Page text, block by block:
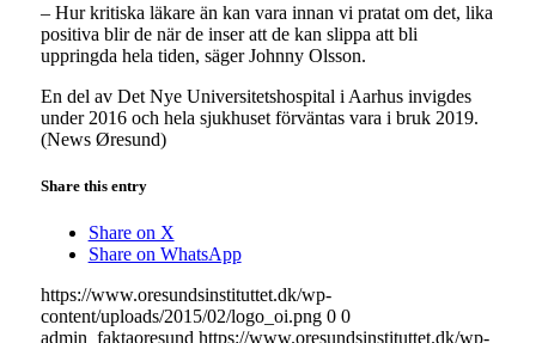
– Hur kritiska läkare än kan vara innan vi pratat om det, lika
positiva blir de när de inser att de kan slippa att bli
uppringda hela tiden, säger Johnny Olsson.
En del av Det Nye Universitetshospital i Aarhus invigdes
under 2016 och hela sjukhuset förväntas vara i bruk 2019.
(News Øresund)
Share this entry
Share on X
Share on WhatsApp
https://www.oresundsinstituttet.dk/wp-
content/uploads/2015/02/logo_oi.png 0 0
admin_faktaoresund https://www.oresundsinstituttet.dk/wp-